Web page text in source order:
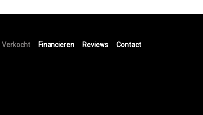
Verkocht Financieren Reviews Contact